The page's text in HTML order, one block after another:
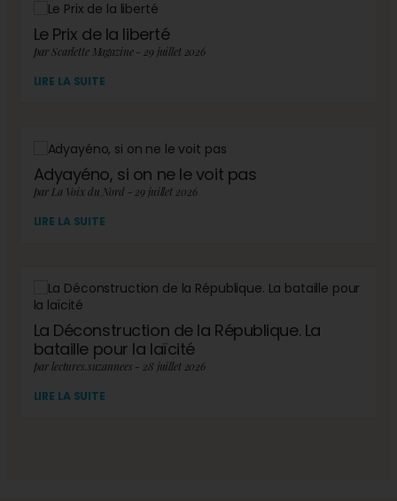
Le Prix de la liberté
par Scarlette Magazine - 29 juillet 2026
LIRE LA SUITE
Adyayéno, si on ne le voit pas
par La Voix du Nord - 29 juillet 2026
LIRE LA SUITE
La Déconstruction de la République. La
bataille pour la laïcité
par lectures.suzannees - 28 juillet 2026
LIRE LA SUITE